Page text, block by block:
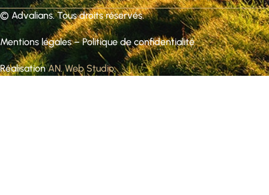
© Advalians. Tous droits réservés.
Mentions légales–Politique de confidentialité
RéalisationAN. Web Studio.